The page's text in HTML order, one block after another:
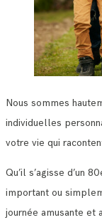
Nous sommes
individuelles
votre vie qui
Qu’il s’agisse d’un
important ou
journée amusante et